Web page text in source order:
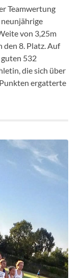
Teamwertung
von 3,25m
8. Platz. Auf
532
die sich über
ergatterte